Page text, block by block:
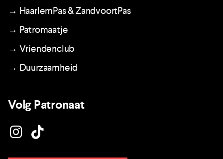
→ HaarlemPas & ZandvoortPas
→ Patromaatje
→ Vriendenclub
→ Duurzaamheid
Volg Patronaat